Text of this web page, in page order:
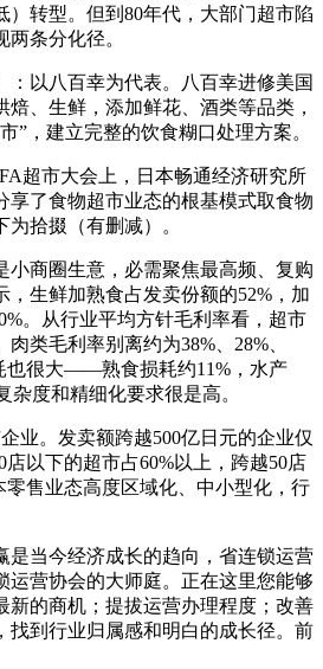
）转型。但到80年代，大部门超市陷
条分化径。
以八百幸为代表。八百幸进修美国
、生鲜，添加鲜花、酒类等品类，
”，建立完整的饮食糊口处理方案。
超市大会上，日本畅通经济研究所
享了食物超市业态的根基模式取食物
拾掇（有删减）。
商圈生意，必需聚焦最高频、复购
，生鲜加熟食占发卖份额的52%，加
。从行业平均方针毛利率看，超市
类毛利率别离约为38%、28%、
也很大——熟食损耗约11%，水产
杂度和精细化要求很是高。
。发卖额跨越500亿日元的企业仅
店以下的超市占60%以上，跨越50店
零售业态高度区域化、中小型化，行
当今经济成长的趋向，省连锁运营
运营协会的大师庭。正在这里您能够
新的商机；提拔运营办理程度；改善
找到行业归属感和明白的成长径。前